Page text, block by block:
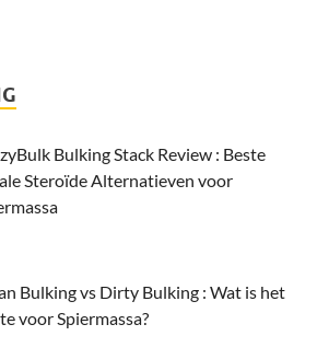
Bulking Stack Review : Beste
Steroïde Alternatieven voor
Bulking vs Dirty Bulking : Wat is het
voor Spiermassa?